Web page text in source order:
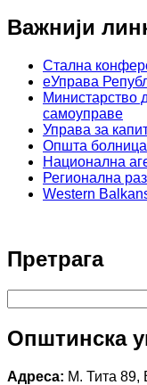
Важнији
Стална
еУправа
Министарство
самоуправе
Управа за
Општа
Национална
Регионална
Western
Претрага
Општинска
Адреса: М. Тита 89,